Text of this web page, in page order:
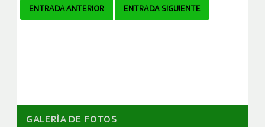
Navegador
ENTRADA ANTERIOR ENTRADA SIGUIENTE
GALERÌA DE FOTOS